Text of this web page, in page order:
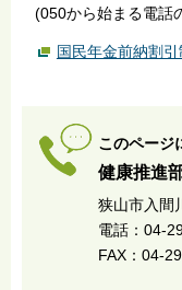
(050から始まる電話
国民年金前納割
このページ
健康推進
狭山市入間
電話：04-
FAX：04-